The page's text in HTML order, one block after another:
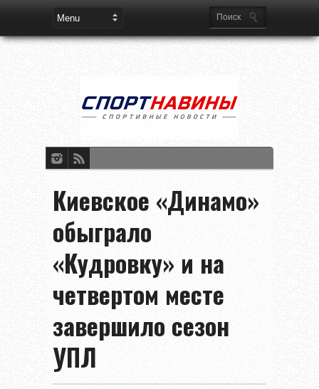
Киевское «Динамо»
обыграло
«Кудровку» и на
четвертом месте
завершило сезон
УПЛ